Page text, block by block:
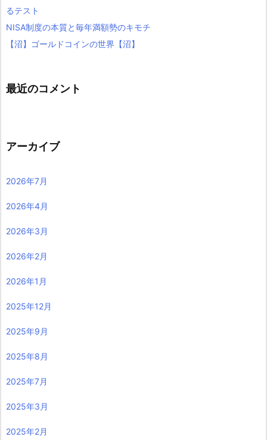
るテスト
NISA制度の本質と毎年満額勢のキモチ
【沼】ゴールドコインの世界【沼】
最近のコメント
アーカイブ
2026年7月
2026年4月
2026年3月
2026年2月
2026年1月
2025年12月
2025年9月
2025年8月
2025年7月
2025年3月
2025年2月